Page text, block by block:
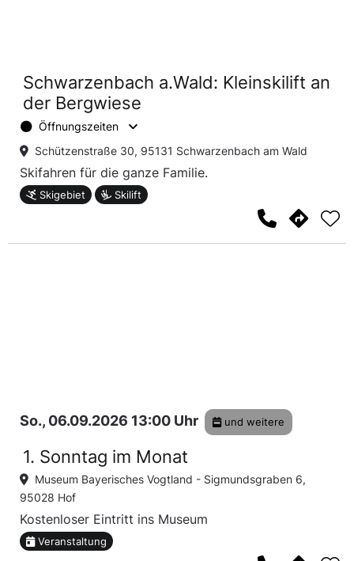
Schwarzenbach a.Wald: Kleinskilift an
der Bergwiese
Öffnungszeiten
Schützenstraße 30, 95131 Schwarzenbach am Wald
Skifahren für die ganze Familie.
Skigebiet Skilift
So., 06.09.2026 13:00 Uhr und weitere
1. Sonntag im Monat
Museum Bayerisches Vogtland - Sigmundsgraben 6,
95028 Hof
Kostenloser Eintritt ins Museum
Veranstaltung